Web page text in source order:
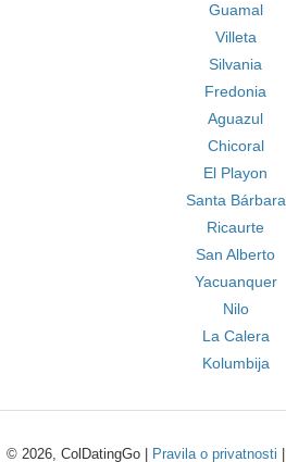
Guamal
Villeta
Silvania
Fredonia
Aguazul
Chicoral
El Playon
Santa Bárbara
Ricaurte
San Alberto
Yacuanquer
Nilo
La Calera
Kolumbija
© 2026, ColDatingGo | Pravila o privatnosti